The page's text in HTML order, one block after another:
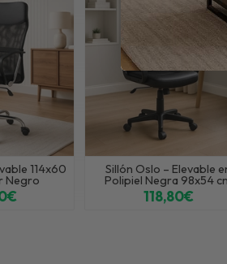
114x60
Negro
Sillón Oslo – Elevable
Polipiel Negra 98x54
118,80€